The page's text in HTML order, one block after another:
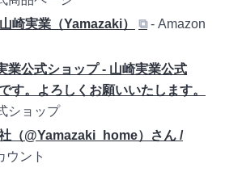
崎実業（Yamazaki）
⧉- Amazon
業公式ショップ - 山崎実業公式
す。よろしくお願いいたします。
ショップ
（@Yamazaki_home）さん /
ウント